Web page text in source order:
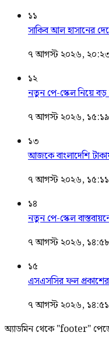
১১
সাকিব আল হাসানের
৭ আগস্ট ২০২৬,
১২
নতুন পে-স্কেল নিয়ে
৭ আগস্ট ২০২৬, ১৫:১৯
১৩
আজকে বাংলাদেশি
৭ আগস্ট ২০২৬, ১৫:১১
১৪
নতুন পে-স্কেল
৭ আগস্ট ২০২৬, ১৪:৫৮
১৫
এসএসসির ফল
৭ আগস্ট ২০২৬, ১৪:৫১
অ্যাডমিন থেকে "footer"